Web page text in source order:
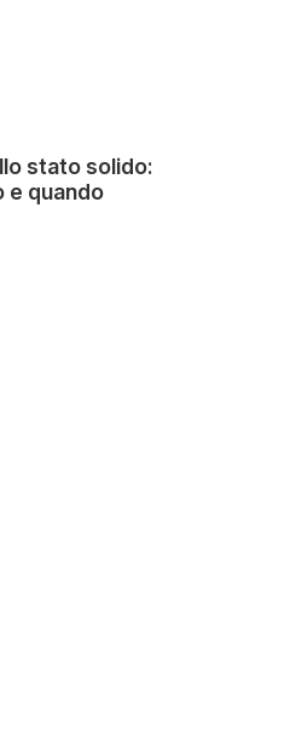
stato solido:
e quando